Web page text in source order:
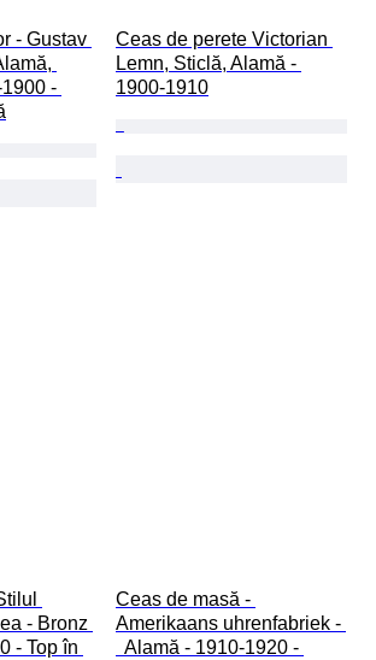
- Gustav
-
Ceas de perete Victorian
Lemn, Sticlă, Alamă -
1900-1910
- Bronz
- Top în
Ceas de masă -
Amerikaans uhrenfabriek -
  Alamă - 1910-1920 -